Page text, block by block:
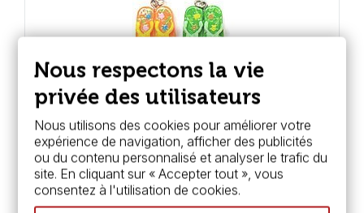
Nous respectons la vie
privée des utilisateurs
Nous utilisons des cookies pour améliorer votre
expérience de navigation, afficher des publicités
ou du contenu personnalisé et analyser le trafic du
site. En cliquant sur « Accepter tout », vous
consentez à l'utilisation de cookies.